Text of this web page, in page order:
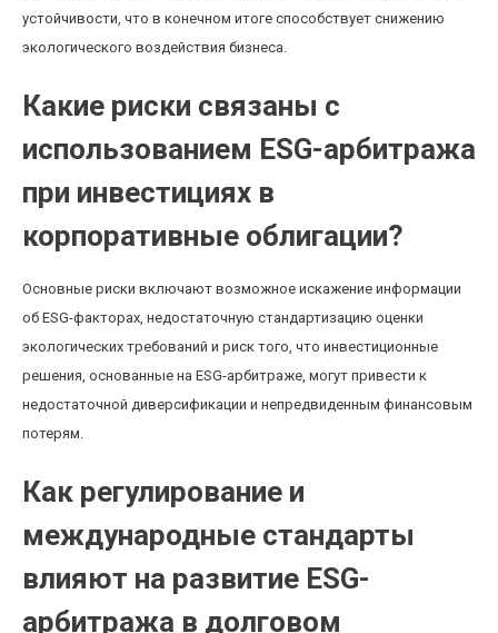
устойчивости, что в конечном итоге способствует снижению
экологического воздействия бизнеса.
Какие риски связаны с
использованием ESG-арбитража
при инвестициях в
корпоративные облигации?
Основные риски включают возможное искажение информации
об ESG-факторах, недостаточную стандартизацию оценки
экологических требований и риск того, что инвестиционные
решения, основанные на ESG-арбитраже, могут привести к
недостаточной диверсификации и непредвиденным финансовым
потерям.
Как регулирование и
международные стандарты
влияют на развитие ESG-
арбитража в долговом